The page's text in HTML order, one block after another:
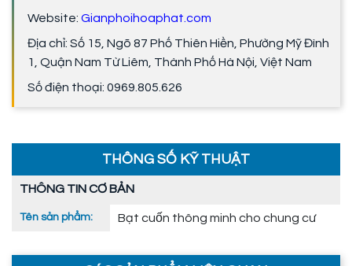
Website: Gianphoihoaphat.com
Địa chỉ: Số 15, Ngõ 87 Phố Thiên Hiền, Phường Mỹ Đình
1, Quận Nam Từ Liêm, Thành Phố Hà Nội, Việt Nam
Số điện thoại: 0969.805.626
THÔNG SỐ KỸ THUẬT
THÔNG TIN CƠ BẢN
Tên sản phẩm: Bạt cuốn thông minh cho chung cư